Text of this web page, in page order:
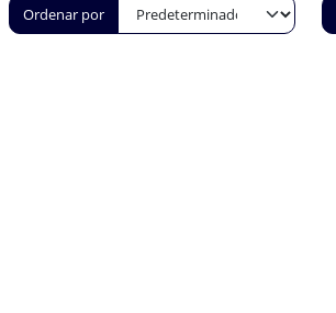
Ordenar por